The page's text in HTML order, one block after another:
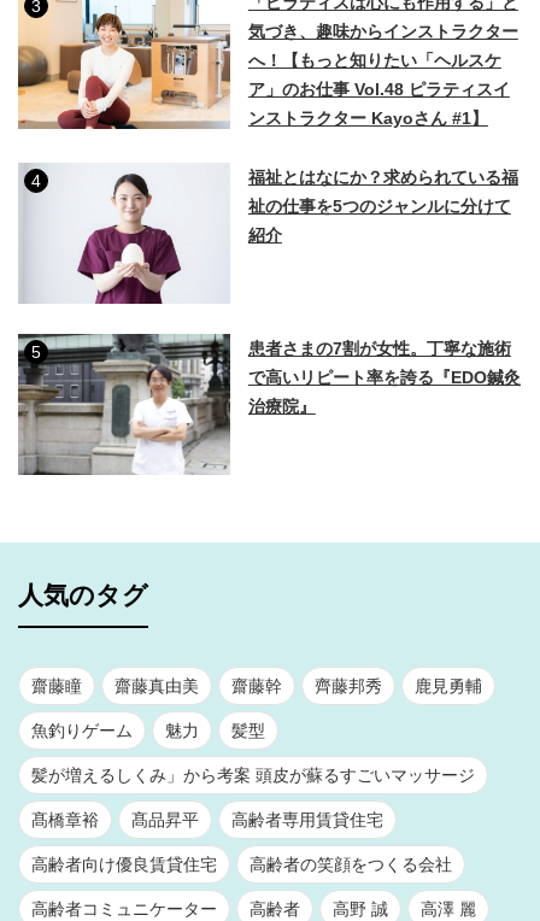
3
気づき、趣味からインストラクター
へ！【もっと知りたい「ヘルスケ
ア」のお仕事 Vol.48 ピラティスイ
ンストラクター Kayoさん #1】
4
福祉とはなにか？求められている福
祉の仕事を5つのジャンルに分けて
紹介
5
患者さまの7割が女性。丁寧な施術
で高いリピート率を誇る『EDO鍼灸
治療院』
人気のタグ
齋藤瞳 齋藤真由美 齋藤幹 齊藤邦秀 鹿見勇輔
魚釣りゲーム 魅力 髪型
髪が増えるしくみ」から考案 頭皮が蘇るすごいマッサージ
髙橋章裕 髙品昇平 高齢者専用賃貸住宅
高齢者向け優良賃貸住宅 高齢者の笑顔をつくる会社
高齢者コミュニケーター 高齢者 高野 誠 高澤 麗